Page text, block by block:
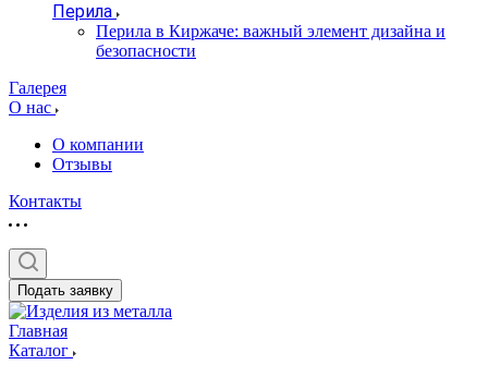
Перила
Перила в Киржаче: важный элемент дизайна и
безопасности
Галерея
О нас
О компании
Отзывы
Контакты
Подать заявку
Главная
Каталог